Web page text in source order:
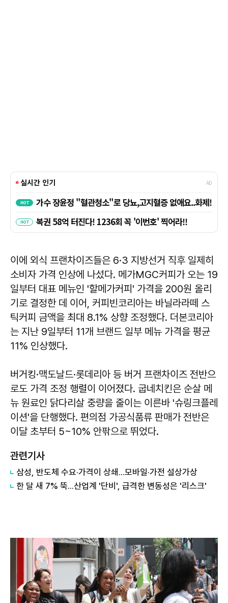
이에 외식 프랜차이즈들은 6·3 지방선거 직후 일제히
소비자 가격 인상에 나섰다. 메가MGC커피가 오는 19
일부터 대표 메뉴인 '할메가커피' 가격을 200원 올리
기로 결정한 데 이어, 커피빈코리아는 바닐라라떼 스
틱커피 금액을 최대 8.1% 상향 조정했다. 더본코리아
는 지난 9일부터 11개 브랜드 일부 메뉴 가격을 평균
11% 인상했다.
버거킹·맥도날드·롯데리아 등 버거 프랜차이즈 전반으
로도 가격 조정 행렬이 이어졌다. 굽네치킨은 순살 메
뉴 원료인 닭다리살 중량을 줄이는 이른바 '슈링크플레
이션'을 단행했다. 편의점 가공식품류 판매가 전반은
이달 초부터 5~10% 안팎으로 뛰었다.
관련기사
삼성, 반도체 수요·가격이 상쇄...모바일·가전 설상가상
한 달 새 7% 뚝...산업계 '단비', 급격한 변동성은 '리스크'